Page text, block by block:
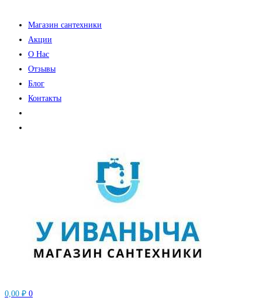
Магазин сантехники
Акции
О Нас
Отзывы
Блог
Контакты
0,00 ₽ 0